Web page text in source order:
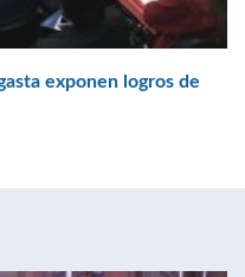
exponen logros de